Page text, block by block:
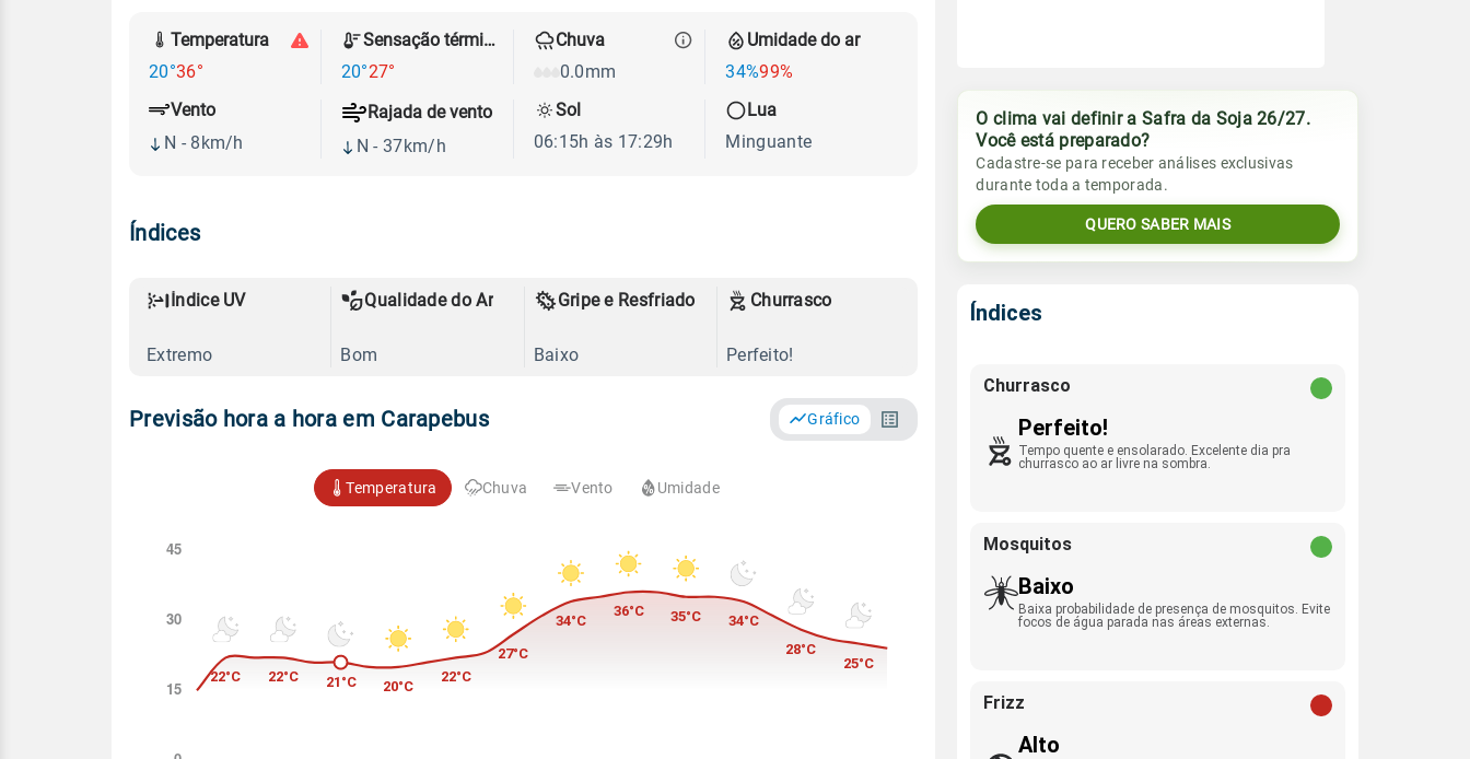
Temperatura
20°36°
Sensação térmica
20°27°
Chuva
0.0mm
Umidade do ar
34%99%
Vento
N - 8km/h
Rajada de vento
N - 37km/h
Sol
06:15h às 17:29h
Lua
Minguante
Índices
Índice UV
Extremo
Qualidade do Ar
Bom
Gripe e Resfriado
Baixo
Churrasco
Perfeito!
Previsão hora a hora em Carapebus Gráfico
Temperatura Chuva Vento Umidade
O clima vai definir a Safra da Soja 26/27.
Você está preparado?
Cadastre-se para receber análises exclusivas
durante toda a temporada.
QUERO SABER MAIS
Índices
Churrasco
Perfeito!
Tempo quente e ensolarado. Excelente dia pra
churrasco ao ar livre na sombra.
Mosquitos
Baixo
Baixa probabilidade de presença de mosquitos. Evite
focos de água parada nas áreas externas.
Frizz
Alto